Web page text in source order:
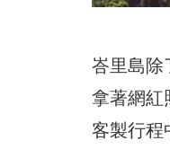
峇里島除
拿著網紅
客製行程